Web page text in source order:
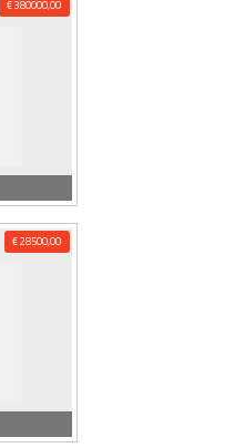
€ 380000,00
€ 28500,00